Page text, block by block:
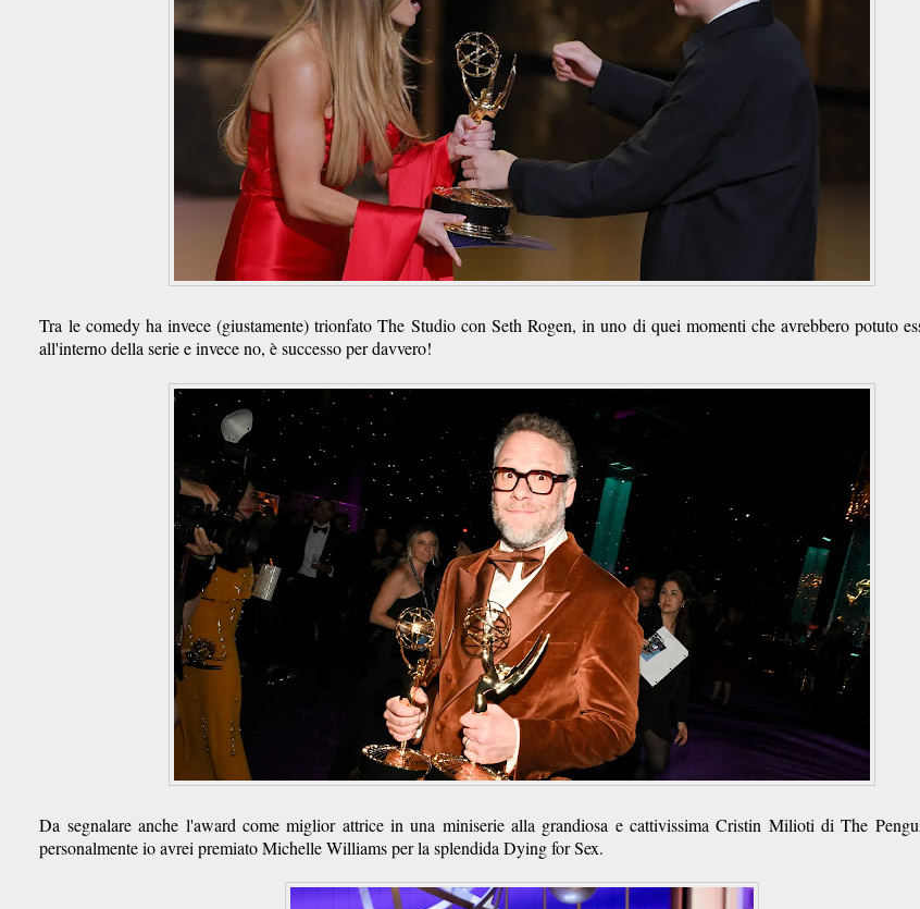
Tra le comedy ha invece (giustamente) trionfato The Studio con Seth Rogen, in uno di quei momenti che avrebbero potuto
all'interno della serie e invece no, è successo per davvero!
Da segnalare anche l'award come miglior attrice in una miniserie alla grandiosa e cattivissima Cristin Milioti di The
personalmente io avrei premiato Michelle Williams per la splendida Dying for Sex.